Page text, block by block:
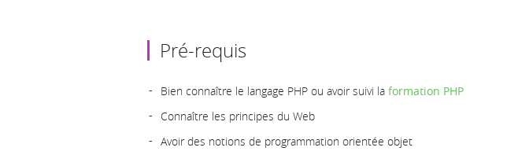
Pré-requis
Bien connaître le langage PHP ou avoir suivi la formation PHP
Connaître les principes du Web
Avoir des notions de programmation orientée objet